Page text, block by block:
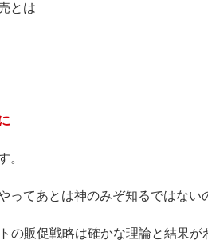
とは
。
ってあとは神のみぞ知るではない
の販促戦略は確かな理論と結果